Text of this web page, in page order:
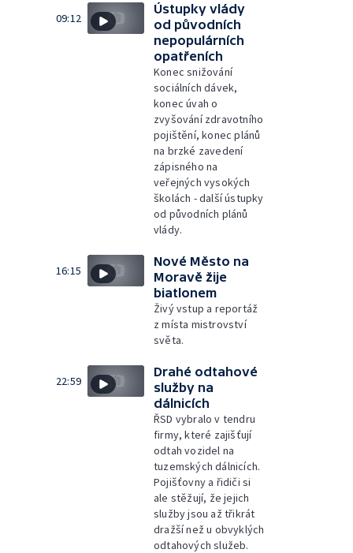
09:12
Ústupky vlády
od původních
nepopulárních
opatřeních
Konec snižování
sociálních dávek,
konec úvah o
zvyšování zdravotního
pojištění, konec plánů
na brzké zavedení
zápisného na
veřejných vysokých
školách - další ústupky
od původních plánů
vlády.
16:15
Nové Město na
Moravě žije
biatlonem
Živý vstup a reportáž
z místa mistrovství
světa.
22:59
Drahé odtahové
služby na
dálnicích
ŘSD vybralo v tendru
firmy, které zajišťují
odtah vozidel na
tuzemských dálnicích.
Pojišťovny a řidiči si
ale stěžují, že jejich
služby jsou až třikrát
dražší než u obvyklých
odtahových služeb.